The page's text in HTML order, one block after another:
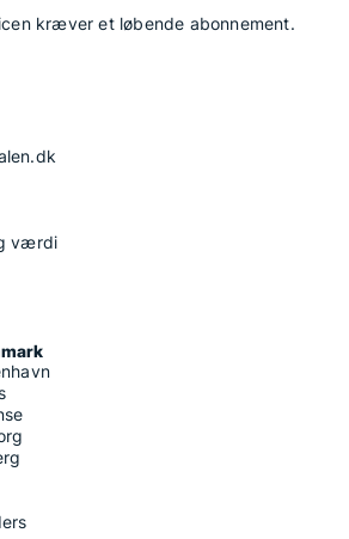
kræver et løbende abonnement.
værdi